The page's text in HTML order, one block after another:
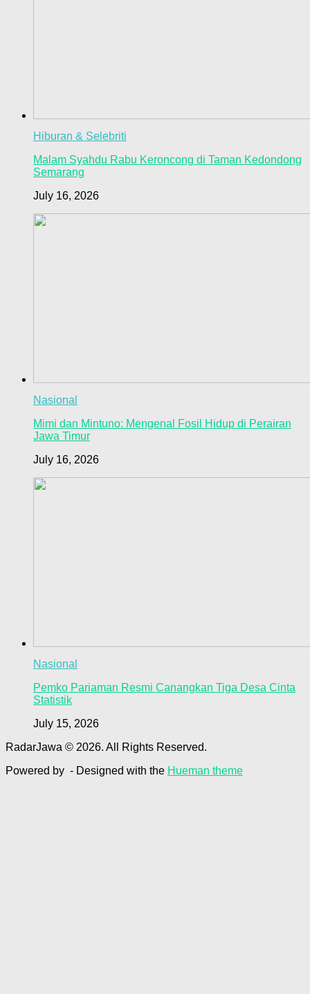
Hiburan & Selebriti
Malam Syahdu Rabu Keroncong di Taman Kedondong
Semarang
July 16, 2026
Nasional
Mimi dan Mintuno: Mengenal Fosil Hidup di Perairan
Jawa Timur
July 16, 2026
Nasional
Pemko Pariaman Resmi Canangkan Tiga Desa Cinta
Statistik
July 15, 2026
RadarJawa © 2026. All Rights Reserved.
Powered by - Designed with the Hueman theme